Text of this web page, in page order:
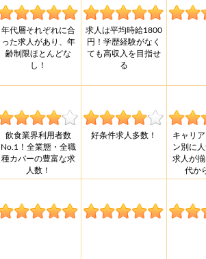
年代層それぞれに合
った求人があり、年
齢制限ほとんどな
し！
求人は平均時給1800
円！学歴経験がなく
ても高収入を目指せ
る
飲食業界利用者数
No.1！全業態・全職
種カバーの豊富な求
人数！
好条件求人多数！
キャリ
ン別に
求人が
代か